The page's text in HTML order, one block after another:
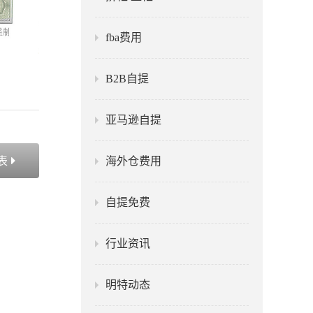

fba费用
B2B自提
亚马逊自提
海外仓费用
自提免费
行业资讯
明特动态